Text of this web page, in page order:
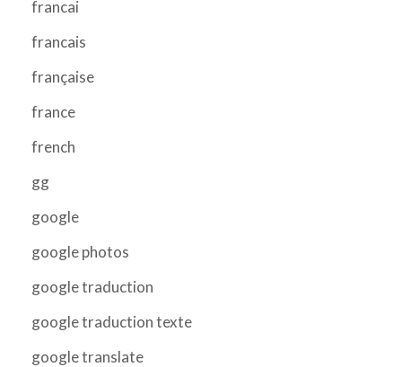
francai
francais
française
france
french
gg
google
google photos
google traduction
google traduction texte
google translate